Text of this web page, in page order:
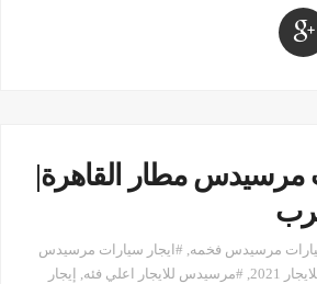
مرسيدس مطار القاهرة|
مرسيدس فخمه, #ايجار سيارات مرسيدس
2021
, #مرسيدس للايجار اعلي فئه, إيجار